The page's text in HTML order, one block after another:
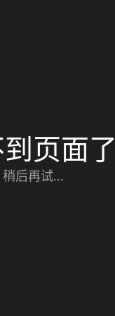
页面了
后再试...